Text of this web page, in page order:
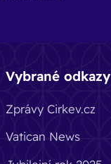
Vybrané odkazy
Zprávy Cirkev.cz
Vatican News